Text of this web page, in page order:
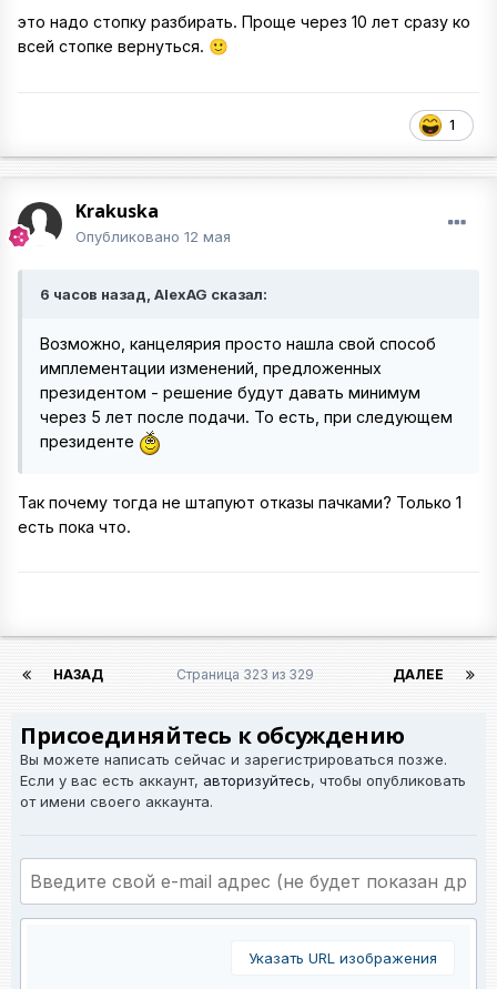
это надо стопку разбирать. Проще через 10 лет сразу ко
всей стопке вернуться. 🙂
1
Krakuska
Опубликовано 12 мая
6 часов назад, AlexAG сказал:
Возможно, канцелярия просто нашла свой способ
имплементации изменений, предложенных
президентом - решение будут давать минимум
через 5 лет после подачи. То есть, при следующем
президенте
Так почему тогда не штапуют отказы пачками? Только 1
есть пока что.
НАЗАД ДАЛЕЕ
Страница 323 из 329
Присоединяйтесь к обсуждению
Вы можете написать сейчас и зарегистрироваться позже.
Если у вас есть аккаунт, авторизуйтесь, чтобы опубликовать
от имени своего аккаунта.
Указать URL изображения